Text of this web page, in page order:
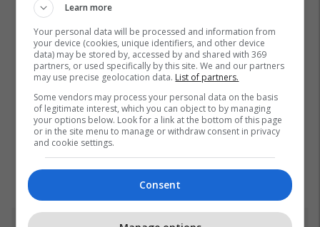
Learn more
Your personal data will be processed and information from
your device (cookies, unique identifiers, and other device
data) may be stored by, accessed by and shared with 369
partners, or used specifically by this site. We and our partners
may use precise geolocation data. List of partners.
Some vendors may process your personal data on the basis
of legitimate interest, which you can object to by managing
your options below. Look for a link at the bottom of this page
or in the site menu to manage or withdraw consent in privacy
and cookie settings.
Consent